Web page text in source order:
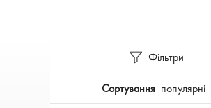
Фільтри
Сортування популярні